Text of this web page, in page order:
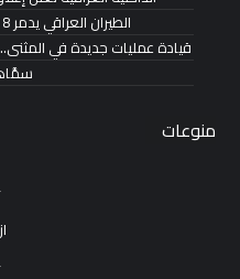
الطيران العراقي يدمر 8 مضافات إرهابية في كركوك
قيادة عمليات جديدة في
منوعات